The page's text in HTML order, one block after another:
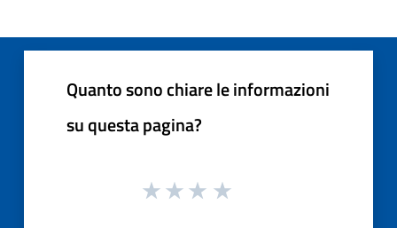
Quanto sono chiare le informazioni
su questa pagina?